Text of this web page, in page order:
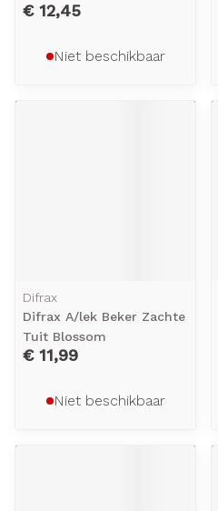
€ 12,45
Niet beschikbaar
Difrax
Difrax A/lek Beker Zachte
Tuit Blossom
€ 11,99
Niet beschikbaar